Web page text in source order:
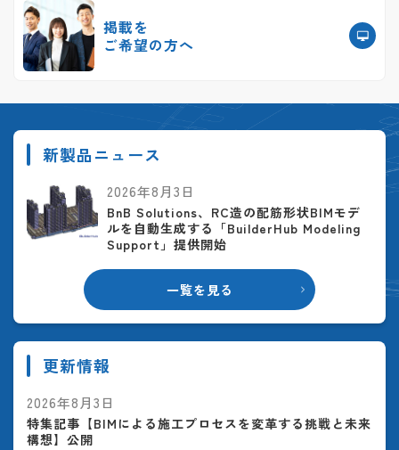
掲載を
ご希望の方へ
新製品ニュース
一覧を見る
2026年8月3日
BnB Solutions、RC造の配筋形状BIMモデ
ルを自動生成する「BuilderHub Modeling
Support」提供開始
更新情報
2026年8月3日
特集記事【BIMによる施工プロセスを変革する挑戦と未来
構想】公開